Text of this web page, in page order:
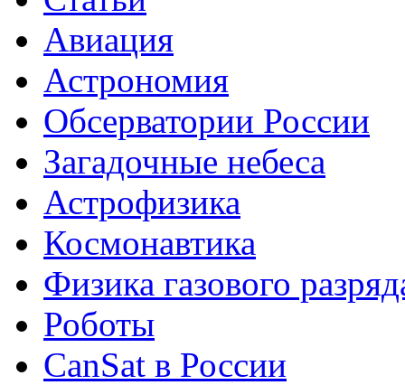
Авиация
Астрономия
Обсерватории России
Загадочные небеса
Астрофизика
Космонавтика
Физика газового
Роботы
CanSat в России